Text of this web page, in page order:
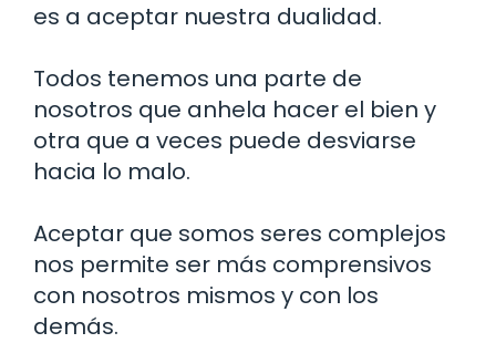
es a aceptar nuestra dualidad.
Todos tenemos una parte de
nosotros que anhela hacer el bien y
otra que a veces puede desviarse
hacia lo malo.
Aceptar que somos seres complejos
nos permite ser más comprensivos
con nosotros mismos y con los
demás.